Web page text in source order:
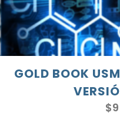
GOLD BOOK
$9